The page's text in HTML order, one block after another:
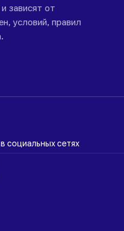
зависят от
условий, правил
социальных сетях